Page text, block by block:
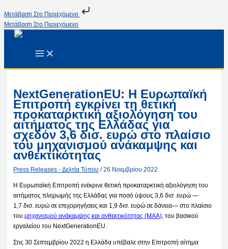
Μετάβαση Στο Περιεχόμενο
Μετάβαση Στο Περιεχόμενο
NextGenerationEU: Η Ευρωπαϊκή
Επιτροπή εγκρίνει τη θετική
προκαταρκτική αξιολόγηση του
αιτήματος της Ελλάδας για
σχεδόν 3,6 δισ. ευρώ στο πλαίσιο
του μηχανισμού ανάκαμψης και
ανθεκτικότητας
Press Releases - Δελτία Τύπου /26 Νοεμβρίου 2022
Η Ευρωπαϊκή Επιτροπή ενέκρινε θετική προκαταρκτική αξιολόγηση του
αιτήματος πληρωμής της Ελλάδας για ποσό ύψους 3,6 δισ. ευρώ —
1,7 δισ. ευρώ σε επιχορηγήσεις και 1,9 δισ. ευρώ σε δάνεια— στο πλαίσιο
τουμηχανισμού ανάκαμψης και ανθεκτικότητας (ΜΑΑ), του βασικού
εργαλείου του NextGenerationEU.
Στις 30 Σεπτεμβρίου 2022 η Ελλάδα υπέβαλε στην Επιτροπή αίτημα